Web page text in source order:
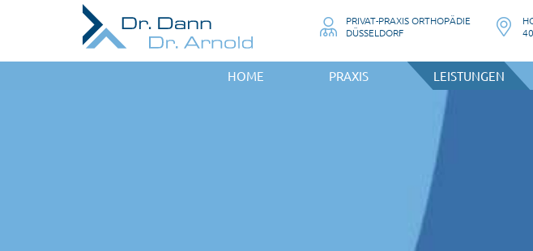
PRIVAT-PRAXIS ORTHOPÄDIE
DÜSSELDORF
HOME PRAXIS LEISTUNGEN